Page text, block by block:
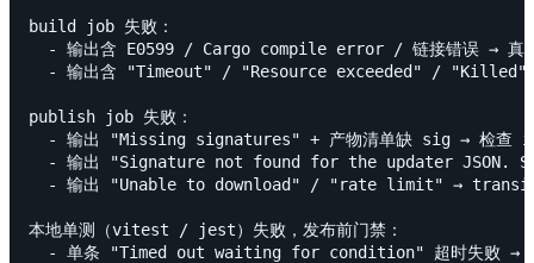
build job 失败：
- 输出含 E0599 / Cargo compile error / 链接错误 → 真
- 输出含 "Timeout" / "Resource exceeded" / "Killed"
publish job 失败：
- 输出 "Missing signatures" + 产物清单缺 sig → 检查
- 输出 "Signature not found for the updater JSON.
- 输出 "Unable to download" / "rate limit" →
本地单测（vitest / jest）失败，发布前门禁：
- 单条 "Timed out waiting for condition" 超时失败 → 大